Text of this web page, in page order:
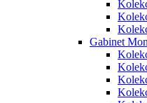
Gabinet